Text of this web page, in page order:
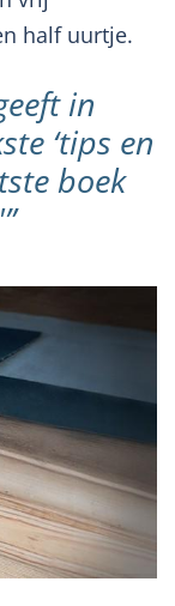
half uurtje.
in
‘tips en
boek